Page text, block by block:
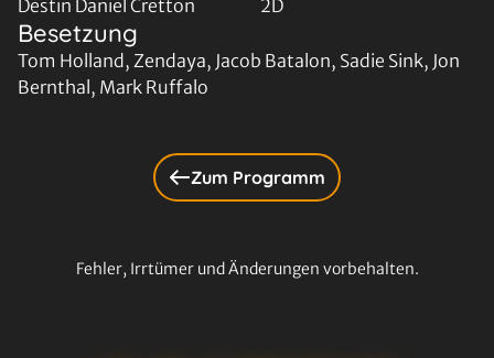
Destin Daniel Cretton 2D
Besetzung
Tom Holland, Zendaya, Jacob Batalon, Sadie Sink, Jon
Bernthal, Mark Ruffalo
Zum Programm
Fehler, Irrtümer und Änderungen vorbehalten.